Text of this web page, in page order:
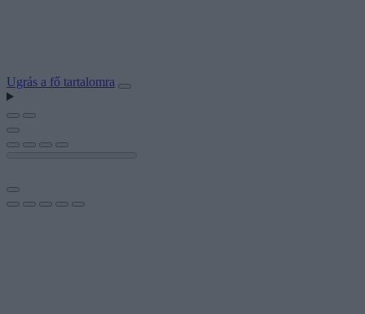
Ugrás a fő tartalomra